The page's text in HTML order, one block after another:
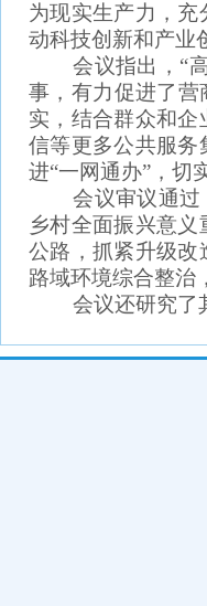
为现实生产力，
动科技创新和产业
会议指出，“高
事，有力促进了营
实，结合群众和
信等更多公共服务
进“一网通办”，切
会议审议通过《
乡村全面振兴意
公路，抓紧升级改
路域环境综合整治
会议还研究了其